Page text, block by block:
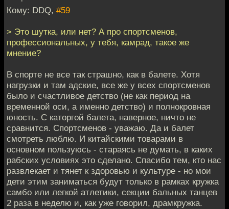
Кому: DDQ, #59
> Это шутка, или нет? А про спортсменов,
профессиональных, у тебя, камрад, такое же
мнение?
В спорте не все так страшно, как в балете. Хотя
нагрузки и там адские, все же у всех спортсменов
было и счастливое детство (не как период на
временной оси, а именно детство) и полнокровная
юность. С каторгой балета, наверное, ничто не
сравнится. Спортсменов - уважаю. Да и балет
смотреть люблю. И китайскими товарами в
основном пользуюсь - стараясь не думать, в каких
рабских условиях это сделано. Спасибо тем, кто нас
развлекает и тянет к здоровью и культуре - но мои
дети этим заниматься будут только в рамках кружка
самбо или легкой атлетики, секции бальных танцев
2 раза в неделю и, как уже говорил, драмкружка.